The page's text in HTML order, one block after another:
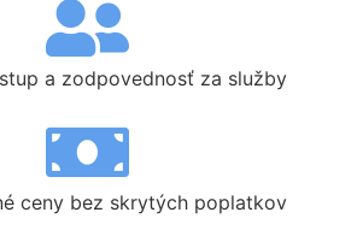
a zodpovednosť za služby
ceny bez skrytých poplatkov